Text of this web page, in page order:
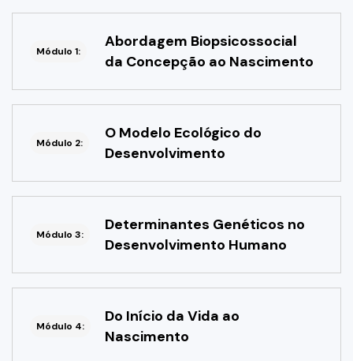
Módulo 1:
Abordagem Biopsicossocial
da Concepção ao Nascimento
Módulo 2:
O Modelo Ecológico do
Desenvolvimento
Módulo 3:
Determinantes Genéticos no
Desenvolvimento Humano
Módulo 4:
Do Início da Vida ao
Nascimento